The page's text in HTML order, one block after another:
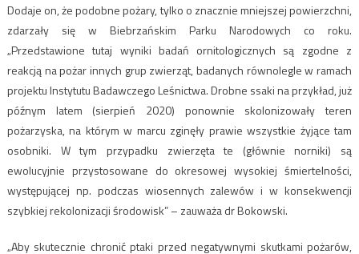
Dodaje on, że podobne pożary, tylko o znacznie mniejszej powierzchni,
zdarzały się w Biebrzańskim Parku Narodowych co roku.
„Przedstawione tutaj wyniki badań ornitologicznych są zgodne z
reakcją na pożar innych grup zwierząt, badanych równolegle w ramach
projektu Instytutu Badawczego Leśnictwa. Drobne ssaki na przykład, już
późnym latem (sierpień 2020) ponownie skolonizowały teren
pożarzyska, na którym w marcu zginęły prawie wszystkie żyjące tam
osobniki. W tym przypadku zwierzęta te (głównie norniki) są
ewolucyjnie przystosowane do okresowej wysokiej śmiertelności,
występującej np. podczas wiosennych zalewów i w konsekwencji
szybkiej rekolonizacji środowisk” – zauważa dr Bokowski.
„Aby skutecznie chronić ptaki przed negatywnymi skutkami pożarów,